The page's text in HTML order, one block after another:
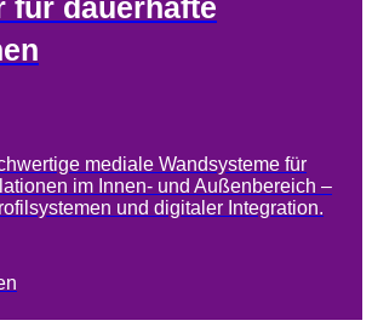
für dauerhafte
mediale Wandsysteme für
im Innen- und Außenbereich –
und digitaler Integration.